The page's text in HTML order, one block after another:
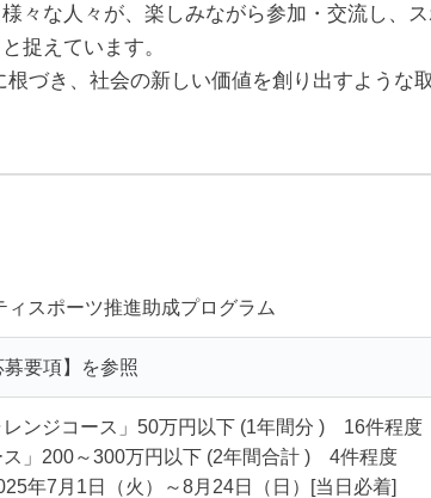
々な人々が、楽しみながら参加・交流し、
捉えています。
づき、社会の新しい価値を創り出すような
ィスポーツ推進助成プログラム
要項】を参照
ンジコース」50万円以下 (1年間分 ) 16件程度
」200～300万円以下 (2年間合計 ) 4件程度
年7月1日（火）～8月24日（日）[当日必着]